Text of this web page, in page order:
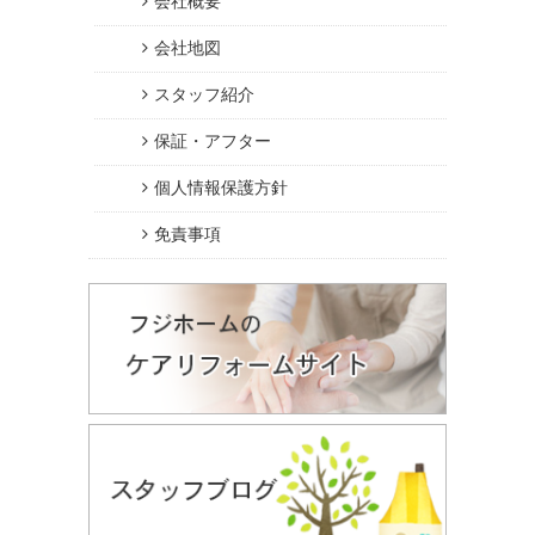
会社地図
スタッフ紹介
保証・アフター
個人情報保護方針
免責事項